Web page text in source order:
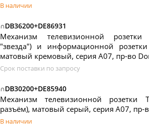
В наличии
∩DB36200+DE86931
Механизм телевизионной
"звезда") и информационной
матовый кремовый, серия A07, пр-во
Срок поставки по запросу
∩DB30200+DE85940
Механизм телевизионной розетки
разъём), матовый серый, серия A07, пр-
В наличии